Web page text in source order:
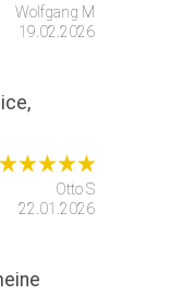
Wolfgang M
19.02.2026
Otto S
22.01.2026